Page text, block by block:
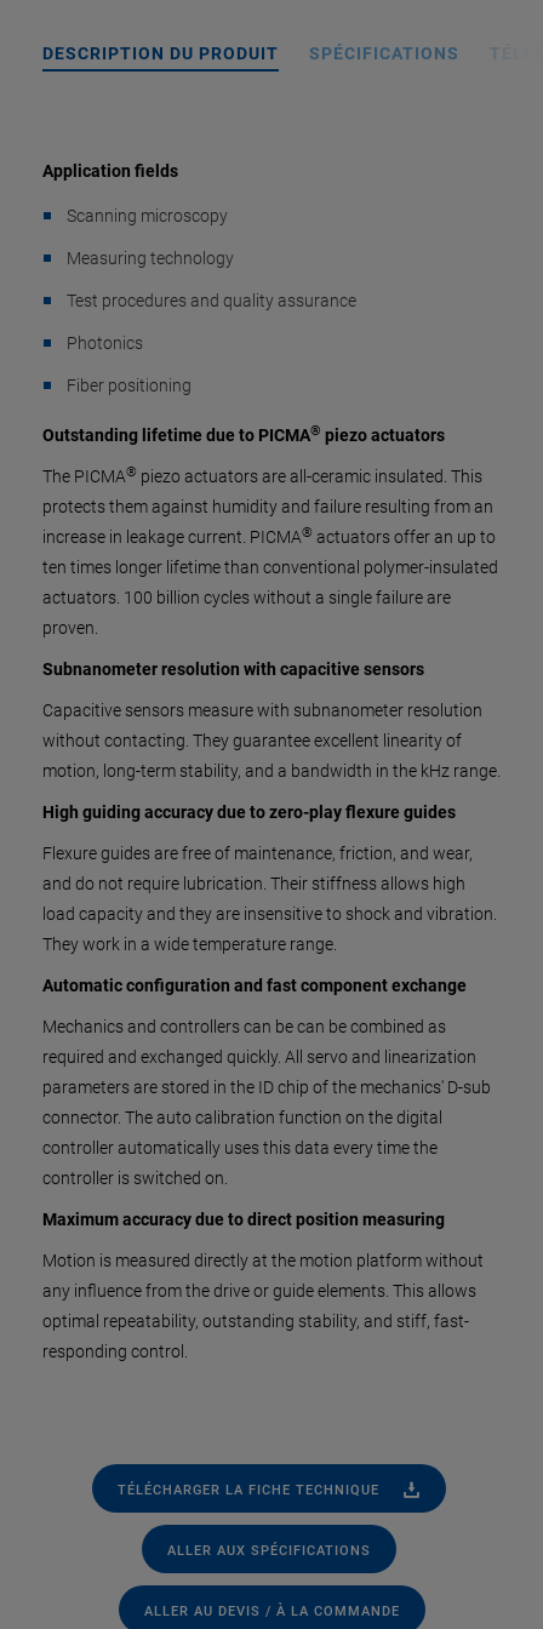
DESCRIPTION DU PRODUIT SPÉCIFICATIONS
Application fields
Scanning microscopy
Measuring technology
Test procedures and quality assurance
Photonics
Fiber positioning
Outstanding lifetime due to PICMA® piezo actuators
The PICMA® piezo actuators are all-ceramic insulated. This
protects them against humidity and failure resulting from an
increase in leakage current. PICMA® actuators offer an up to
ten times longer lifetime than conventional polymer-insulated
actuators. 100 billion cycles without a single failure are
proven.
Subnanometer resolution with capacitive sensors
Capacitive sensors measure with subnanometer resolution
without contacting. They guarantee excellent linearity of
motion, long-term stability, and a bandwidth in the kHz range.
High guiding accuracy due to zero-play flexure guides
Flexure guides are free of maintenance, friction, and wear,
and do not require lubrication. Their stiffness allows high
load capacity and they are insensitive to shock and vibration.
They work in a wide temperature range.
Automatic configuration and fast component exchange
Mechanics and controllers can be can be combined as
required and exchanged quickly. All servo and linearization
parameters are stored in the ID chip of the mechanics' D-sub
connector. The auto calibration function on the digital
controller automatically uses this data every time the
controller is switched on.
Maximum accuracy due to direct position measuring
Motion is measured directly at the motion platform without
any influence from the drive or guide elements. This allows
optimal repeatability, outstanding stability, and stiff, fast-
responding control.
TÉLÉCHARGER LA FICHE TECHNIQUE
ALLER AUX SPÉCIFICATIONS
ALLER AU DEVIS / À LA COMMANDE